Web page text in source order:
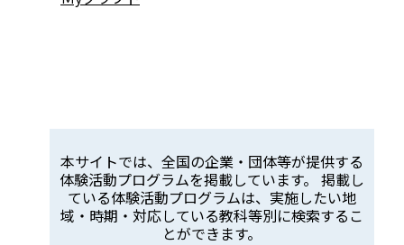
本サイトでは、全国の企業・団体等が提供する
体験活動プログラムを掲載しています。 掲載し
ている体験活動プログラムは、実施したい地
域・時期・対応している教科等別に検索するこ
とができます。